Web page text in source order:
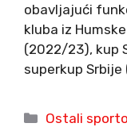
obavljajući
kluba iz
(2022/23), kup
superkup Srbije
Categories
Ostali